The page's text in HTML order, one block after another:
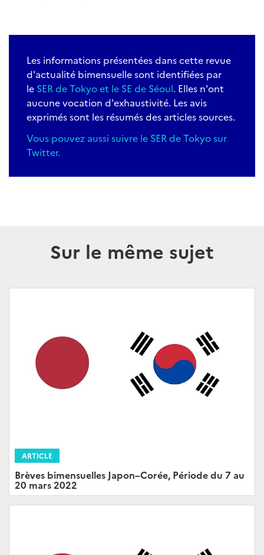
Les informations présentées dans cette revue
d'actualité bimensuelle sont identifiées par
le SER de Tokyo et le SE de Séoul. Elles n'ont
aucune vocation d'exhaustivité. Les avis
exprimés sont les résumés des articles sources.
Vous pouvez aussi suivre le SER de Tokyo sur
Twitter.
Sur le même sujet
ARTICLE
Brèves bimensuelles Japon–Corée, Période du 7 au
20 mars 2022